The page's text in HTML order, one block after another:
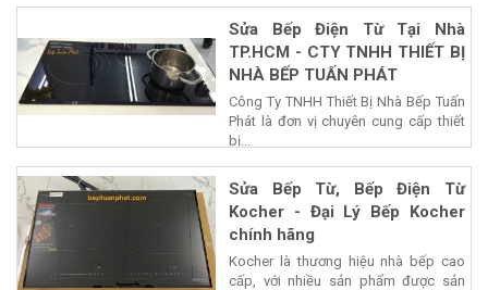
Sửa Bếp Điện Từ Tại Nhà
TP.HCM - CTY TNHH THIẾT BỊ
NHÀ BẾP TUẤN PHÁT
Công Ty TNHH Thiết Bị Nhà Bếp Tuấn
Phát là đơn vị chuyên cung cấp thiết
bị...
Sửa Bếp Từ, Bếp Điện Từ
Kocher - Đại Lý Bếp Kocher
chính hãng
Kocher là thương hiệu nhà bếp cao
cấp, với nhiều sản phẩm được sản